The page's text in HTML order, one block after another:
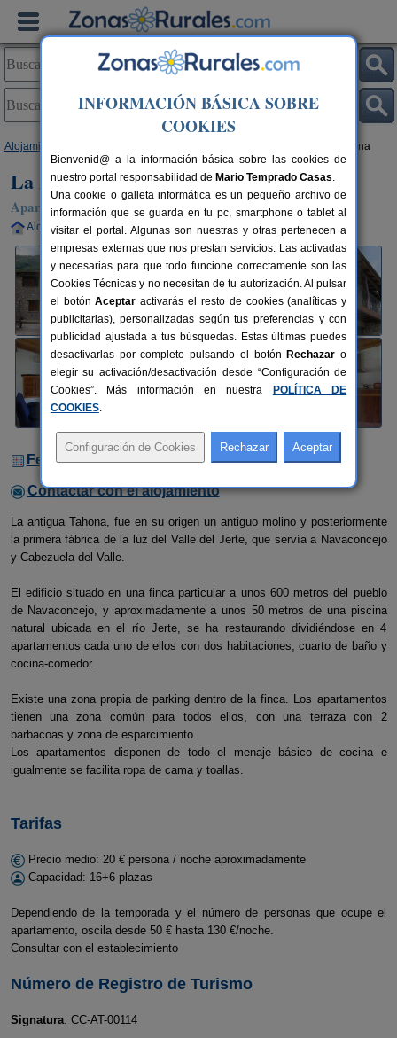
Alojamientos > La Antigua Tahona
La Antigua Tahona
Apartamentos Rurales en Navaconcejo (Cáceres)
Alquiler completo 16+6 plazas 120 km de Cáceres
Fechas Libres
Contactar con el alojamiento
La antigua Tahona, fue en su origen un antiguo molino y posteriormente
la primera fábrica de la luz del Valle del Jerte, que servía a Navaconcejo
y Cabezuela del Valle.
El edificio situado en una finca particular a unos 600 metros del pueblo
de Navaconcejo, y aproximadamente a unos 50 metros de una piscina
natural ubicada en el río Jerte, se ha restaurando dividiéndose en 4
apartamentos cada uno de ellos con dos habitaciones, cuarto de baño y
cocina-comedor.
Existe una zona propia de parking dentro de la finca. Los apartamentos
tienen una zona común para todos ellos, con una terraza con 2
barbacoas y zona de esparcimiento.
Los apartamentos disponen de todo el menaje básico de cocina e
igualmente se facilita ropa de cama y toallas.
Tarifas
Precio medio: 20 € persona / noche aproximadamente
Capacidad: 16+6 plazas
Dependiendo de la temporada y el número de personas que ocupe el
apartamento, oscila desde 50 € hasta 130 €/noche.
Consultar con el establecimiento
Número de Registro de Turismo
Signatura: CC-AT-00114
INFORMACIÓN BÁSICA SOBRE
COOKIES
Bienvenid@ a la información básica sobre las cookies de
nuestro portal responsabilidad de Mario Temprado Casas.
Una cookie o galleta informática es un pequeño archivo de
información que se guarda en tu pc, smartphone o tablet al
visitar el portal. Algunas son nuestras y otras pertenecen a
empresas externas que nos prestan servicios. Las activadas
y necesarias para que todo funcione correctamente son las
Cookies Técnicas y no necesitan de tu autorización. Al pulsar
el botónAceptar activarás el resto de cookies (analíticas y
publicitarias), personalizadas según tus preferencias y con
publicidad ajustada a tus búsquedas. Estas últimas puedes
desactivarlas por completo pulsando el botón Rechazar o
elegir su activación/desactivación desde “Configuración de
Cookies”. Más información en nuestra
POLÍTICA DE
COOKIES.